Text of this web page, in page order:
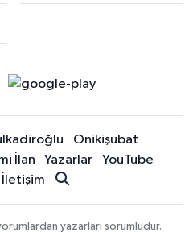
Onikişubat
İlan Yazarlar
YouTube
İletişim
yazarları sorumludur.